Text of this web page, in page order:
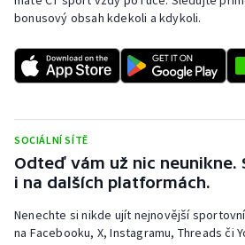
Sportovní střelba
Stolní tenis
Vodní slalom
Volejbal
bonusový obsah kdekoli a kdykoli.
SOCIÁLNÍ SÍTĚ
Odteď vám už nic neunikne.
i na dalších platformách.
Nenechte si nikde ujít nejnovější
na Facebooku, X, Instagramu, Threads či